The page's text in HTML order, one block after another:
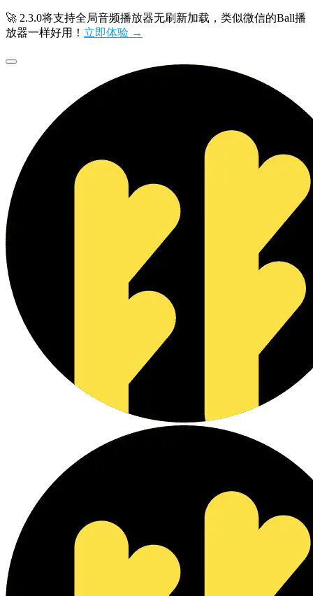
🚀 2.3.0将支持全局音频播放器无刷新加载，类似微信的Ball播
放器一样好用！ 立即体验 →